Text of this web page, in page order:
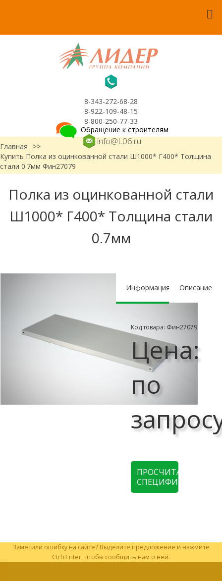
8-343-272-68-28
8-922-109-48-15
8-800-250-77-33
info@L06.ru
Обращение к строителям
Главная
>>
Купить Полка из оцинкованной стали Ш1000* Г400* Толщина
стали 0.7мм Фин27079
Полка из оцинкованной стали
Ш1000* Г400* Толщина стали
0.7мм
Информация Описание
Код товара: Фин27079
Цена:
по
ПРОСЧИТАТЬ
СПЕЦИФИКАЦИЮ
Заметили ошибку на сайте? Выделите предложение и нажмите
Ctrl+Enter, чтобы сообщить нам о ней.